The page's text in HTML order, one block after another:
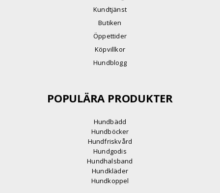
Kundtjänst
Butiken
Öppettider
Köpvillkor
Hundblogg
POPULÄRA PRODUKTER
Hundbädd
Hundböcker
Hundfriskvård
Hundgodis
Hundhalsband
Hundkläder
Hundkoppel